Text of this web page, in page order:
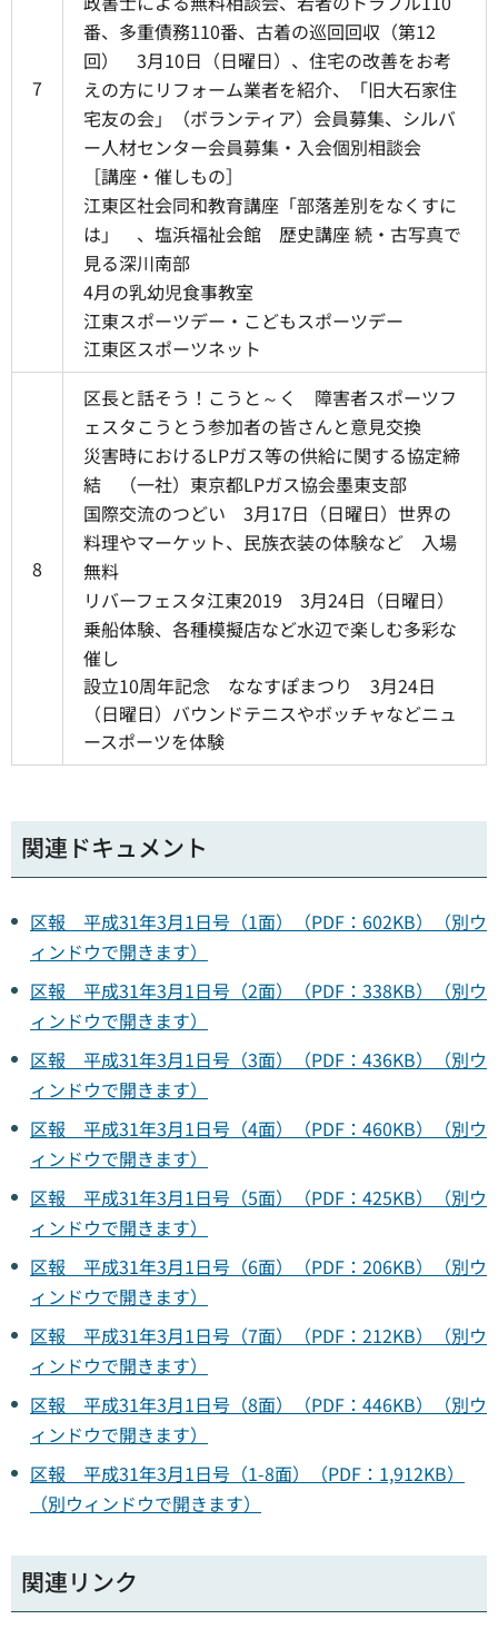
7
番、多重債務110番、古着の巡回回収（第12
回） 3月10日（日曜日）、住宅の改善をお考
えの方にリフォーム業者を紹介、「旧大石家住
宅友の会」（ボランティア）会員募集、シルバ
ー人材センター会員募集・入会個別相談会
［講座・催しもの］
江東区社会同和教育講座「部落差別をなくすに
は」 、塩浜福祉会館 歴史講座 続・古写真で
見る深川南部
4月の乳幼児食事教室
江東スポーツデー・こどもスポーツデー
江東区スポーツネット
8
区長と話そう！こうと～く 障害者スポーツフ
ェスタこうとう参加者の皆さんと意見交換
災害時におけるLPガス等の供給に関する協定締
結 （一社）東京都LPガス協会墨東支部
国際交流のつどい 3月17日（日曜日）世界の
料理やマーケット、民族衣装の体験など 入場
無料
リバーフェスタ江東2019 3月24日（日曜日）
乗船体験、各種模擬店など水辺で楽しむ多彩な
催し
設立10周年記念 ななすぽまつり 3月24日
（日曜日）バウンドテニスやボッチャなどニュ
ースポーツを体験
関連ドキュメント
区報 平成31年3月1日号（1面）（PDF：602KB）（別ウ
ィンドウで開きます）
区報 平成31年3月1日号（2面）（PDF：338KB）（別ウ
ィンドウで開きます）
区報 平成31年3月1日号（3面）（PDF：436KB）（別ウ
ィンドウで開きます）
区報 平成31年3月1日号（4面）（PDF：460KB）（別ウ
ィンドウで開きます）
区報 平成31年3月1日号（5面）（PDF：425KB）（別ウ
ィンドウで開きます）
区報 平成31年3月1日号（6面）（PDF：206KB）（別ウ
ィンドウで開きます）
区報 平成31年3月1日号（7面）（PDF：212KB）（別ウ
ィンドウで開きます）
区報 平成31年3月1日号（8面）（PDF：446KB）（別ウ
ィンドウで開きます）
区報 平成31年3月1日号（1-8面）（PDF：1,912KB）
（別ウィンドウで開きます）
関連リンク